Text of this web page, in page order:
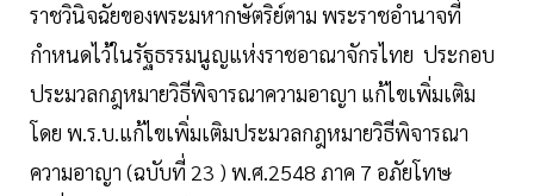
ราชวินิจฉัยของพระมหากษัตริย์ตาม พระราชอำนาจที่
กำหนดไว้ในรัฐธรรมนูญแห่งราชอาณาจักรไทย ประกอบ
ประมวลกฎหมายวิธีพิจารณาความอาญา แก้ไขเพิ่มเติม
โดย พ.ร.บ.แก้ไขเพิ่มเติมประมวลกฎหมายวิธีพิจารณา
ความอาญา (ฉบับที่ 23 ) พ.ศ.2548 ภาค 7 อภัยโทษ